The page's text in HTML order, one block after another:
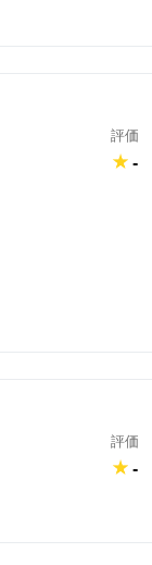
評価
-
評価
-